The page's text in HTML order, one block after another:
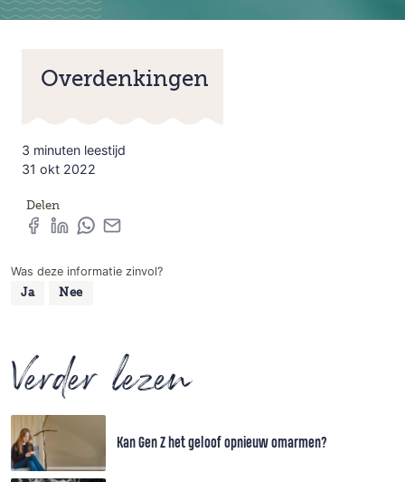
Overdenkingen
3 minuten leestijd
31 okt 2022
Delen
Was deze informatie zinvol?
Ja Nee
Verder lezen
Kan Gen Z het geloof opnieuw omarmen?